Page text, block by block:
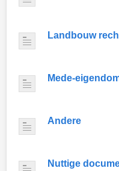
Landbouw
Mede-
Andere
Nuttige